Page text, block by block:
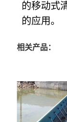
的移动式
的应用。
相关产品：